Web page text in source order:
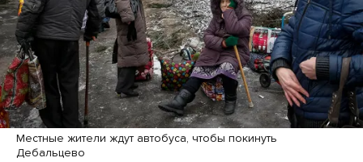
Местные жители ждут автобуса, чтобы покинуть
Дебальцево